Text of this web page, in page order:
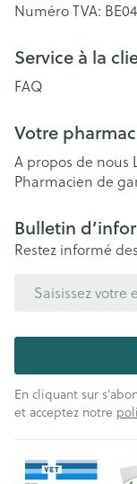
Numéro TVA:
Service à la
FAQ
Votre
A propos de nous
Pharmacien de
Bulletin
Restez informé
En cliquant sur
et acceptez notre